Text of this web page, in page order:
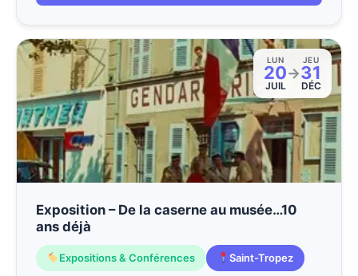
LUN
20
JUIL
→
JEU
31
DÉC
Exposition – De la caserne au musée…10
ans déjà
Expositions & Conférences Saint-Tropez